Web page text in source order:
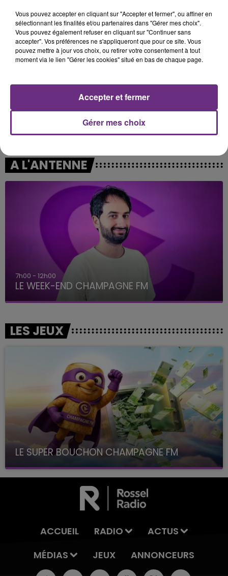
17h19
17h19 17h15
17h15
A L'ANTENNE
7h00 - 12h00
LE WEEK-END CHAMPAGNE FM
LES JEUX
LE SUPER BOUCHON CHAMPAGNE FM
avec La Famille Champagne FM, à 8H10
ACCUEIL RADIO
ACTUS
MÉDIAS
JEUX ANNONCEURS
Vous pouvez accepter en cliquant sur "Accepter et fermer", ou affiner en
sélectionnant les finalités et/ou partenaires dans "Gérer mes choix".
Vous pouvez également refuser en cliquant sur "Continuer sans
accepter". Vos préférences ne s'appliqueront que pour ce site. Vous
pouvez mettre à jour vos choix, ou retirer votre consentement à tout
moment via le lien "Gérer les cookies" situé en bas de chaque page.
Gérer mes choix
Accepter et fermer